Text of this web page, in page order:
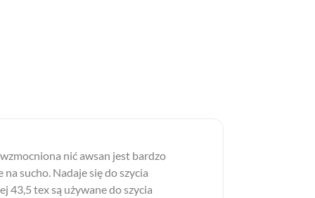
nić awsan jest bardzo
sucho. Nadaje się do szycia
43,5 tex są używane do szycia